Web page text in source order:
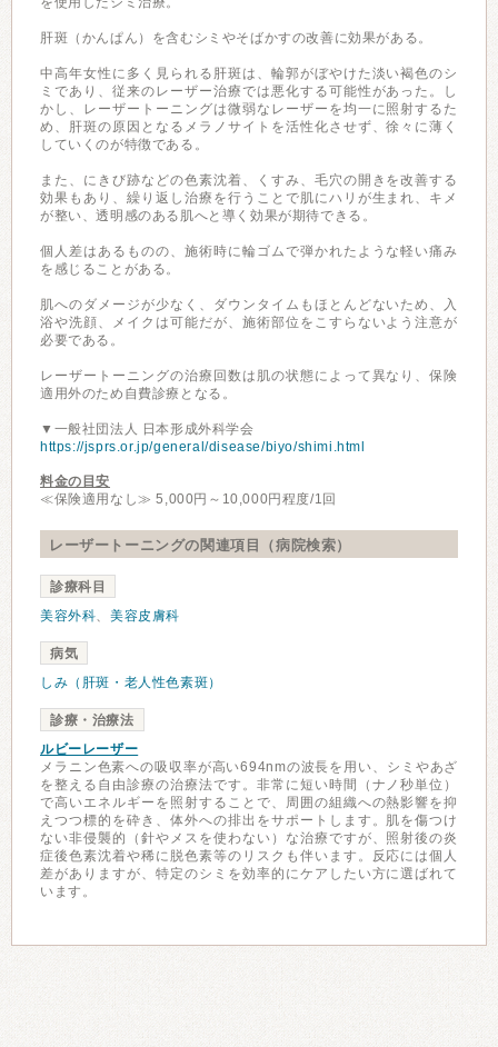
肝斑（かんぱん）を含むシミやそばかすの改善に効果がある。
中高年女性に多く見られる肝斑は、輪郭がぼやけた淡い褐色のシ
ミであり、従来のレーザー治療では悪化する可能性があった。し
かし、レーザートーニングは微弱なレーザーを均一に照射するた
め、肝斑の原因となるメラノサイトを活性化させず、徐々に薄く
していくのが特徴である。
また、にきび跡などの色素沈着、くすみ、毛穴の開きを改善する
効果もあり、繰り返し治療を行うことで肌にハリが生まれ、キメ
が整い、透明感のある肌へと導く効果が期待できる。
個人差はあるものの、施術時に輪ゴムで弾かれたような軽い痛み
を感じることがある。
肌へのダメージが少なく、ダウンタイムもほとんどないため、入
浴や洗顔、メイクは可能だが、施術部位をこすらないよう注意が
必要である。
レーザートーニングの治療回数は肌の状態によって異なり、保険
適用外のため自費診療となる。
▼一般社団法人 日本形成外科学会
https://jsprs.or.jp/general/disease/biyo/shimi.html
料金の目安
≪保険適用なし≫ 5,000円～10,000円程度/1回
レーザートーニングの関連項目（病院検索）
診療科目
美容外科、美容皮膚科
病気
しみ（肝斑・老人性色素斑）
診療・治療法
ルビーレーザー
メラニン色素への吸収率が高い694nmの波長を用い、シミやあざ
を整える自由診療の治療法です。非常に短い時間（ナノ秒単位）
で高いエネルギーを照射することで、周囲の組織への熱影響を抑
えつつ標的を砕き、体外への排出をサポートします。肌を傷つけ
ない非侵襲的（針やメスを使わない）な治療ですが、照射後の炎
症後色素沈着や稀に脱色素等のリスクも伴います。反応には個人
差がありますが、特定のシミを効率的にケアしたい方に選ばれて
います。